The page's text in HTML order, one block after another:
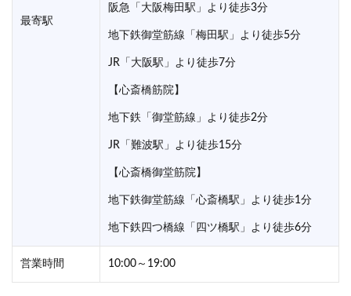
最寄駅
阪急「大阪梅田駅」より徒歩3分
地下鉄御堂筋線「梅田駅」より徒歩5分
JR「大阪駅」より徒歩7分
【心斎橋筋院】
地下鉄「御堂筋線」より徒歩2分
JR「難波駅」より徒歩15分
【心斎橋御堂筋院】
地下鉄御堂筋線「心斎橋駅」より徒歩1分
地下鉄四つ橋線「四ツ橋駅」より徒歩6分
営業時間 10:00～19:00